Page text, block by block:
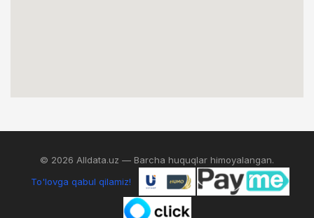
© 2026 Alldata.uz — Barcha huquqlar himoyalangan.
To'lovga qabul qilamiz!